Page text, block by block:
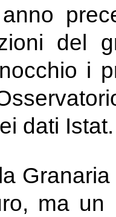
anno
del
i
dati Istat.
ma